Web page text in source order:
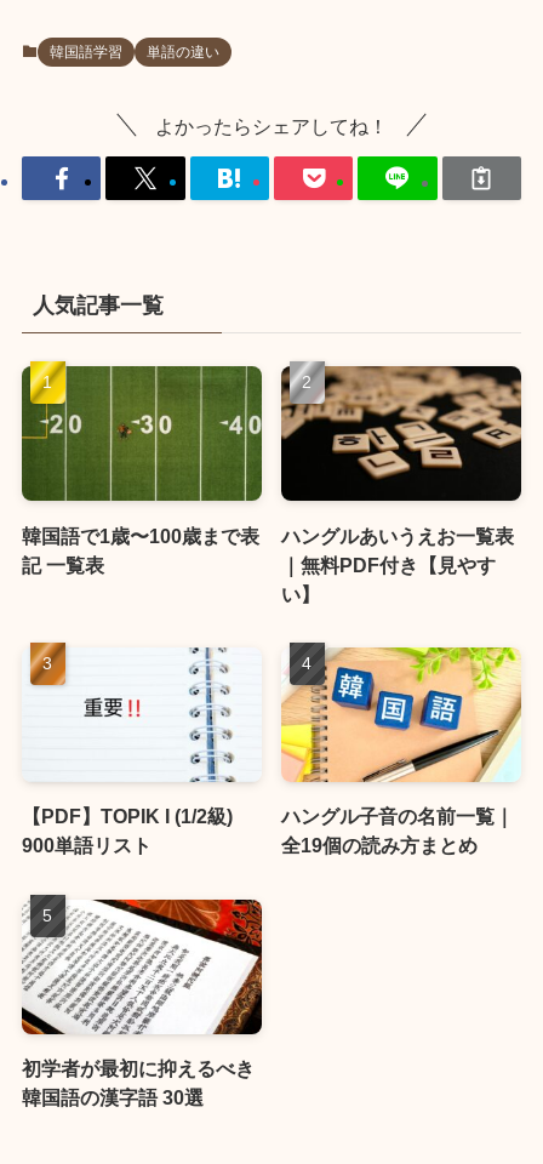
韓国語学習 単語の違い
よかったらシェアしてね！
人気記事一覧
韓国語で1歳〜100歳まで表
記 一覧表
ハングルあいうえお一覧表
｜無料PDF付き【見やす
い】
【PDF】TOPIK I (1/2級)
900単語リスト
ハングル子音の名前一覧｜
全19個の読み方まとめ
初学者が最初に抑えるべき
韓国語の漢字語 30選